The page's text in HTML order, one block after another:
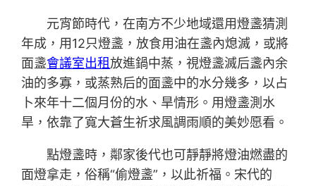
元宵節時代，在南方不少地域還用燈盞猜測
年成，用12只燈盞，放食用油在盞內熄滅，或將
面盞會議室出租放進鍋中蒸，視燈盞滅后盞內余
油的多寡，或蒸熟后的面盞中的水分幾多，以占
卜來年十二個月份的水、旱情形。用燈盞測水
旱，依靠了寬大蒼生祈求風調雨順的美妙愿看。
點燈盞時，鄰家後代也可靜靜將燈油燃盡的
面燈拿走，俗稱“偷燈盞”，以此祈福。宋代的